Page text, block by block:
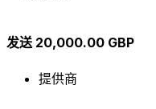
发送 20,000.00 GBP
提供商